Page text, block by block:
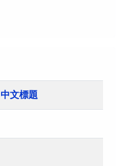
中文標題